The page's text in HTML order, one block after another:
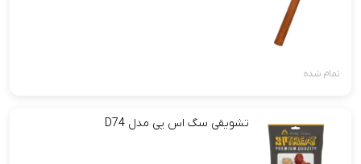
تمام شده
تشویقی سگ اس پی مدل D74